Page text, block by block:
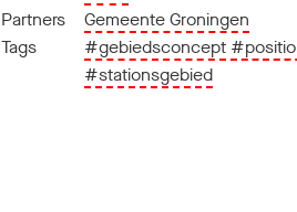
Partners
Gemeente Groningen
Tags
#gebiedsconcept
#stationsgebied